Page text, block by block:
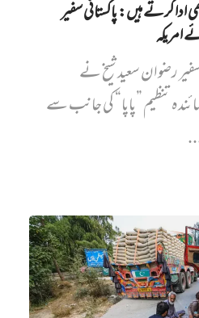
ادا کرتے ہیں: پاکستانی سفیر
امریکہ
سفیر رضوان سعید شیخ نے
تنظیم ”پاپا“ کی جانب سے